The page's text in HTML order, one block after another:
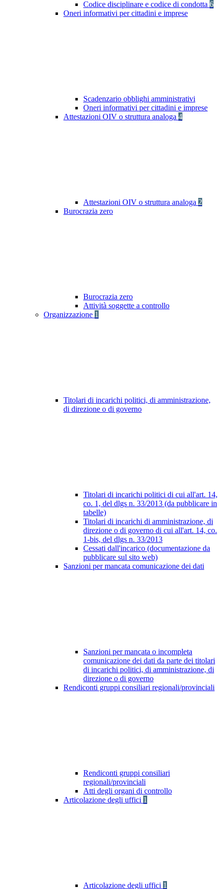
Codice disciplinare e codice di condotta 6
Oneri informativi per cittadini e imprese
Scadenzario obblighi amministrativi
Oneri informativi per cittadini e imprese
Attestazioni OIV o struttura analoga 4
Attestazioni OIV o struttura analoga 2
Burocrazia zero
Burocrazia zero
Attività soggette a controllo
Organizzazione 1
Titolari di incarichi politici, di amministrazione,
di direzione o di governo
Titolari di incarichi politici di cui all'art. 14,
co. 1, del dlgs n. 33/2013 (da pubblicare in
tabelle)
Titolari di incarichi di amministrazione, di
direzione o di governo di cui all'art. 14, co.
1-bis, del dlgs n. 33/2013
Cessati dall'incarico (documentazione da
pubblicare sul sito web)
Sanzioni per mancata comunicazione dei dati
Sanzioni per mancata o incompleta
comunicazione dei dati da parte dei titolari
di incarichi politici, di amministrazione, di
direzione o di governo
Rendiconti gruppi consiliari regionali/provinciali
Rendiconti gruppi consiliari
regionali/provinciali
Atti degli organi di controllo
Articolazione degli uffici 1
Articolazione degli uffici 1